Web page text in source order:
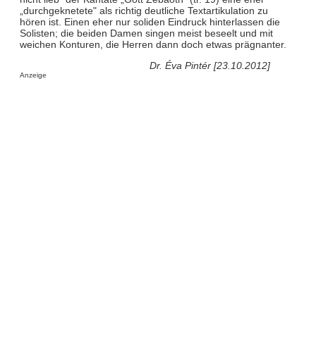
„durchgeknetete" als richtig deutliche Textartikulation zu
hören ist. Einen eher nur soliden Eindruck hinterlassen die
Solisten; die beiden Damen singen meist beseelt und mit
weichen Konturen, die Herren dann doch etwas prägnanter.
Dr. Éva Pintér [23.10.2012]
Anzeige